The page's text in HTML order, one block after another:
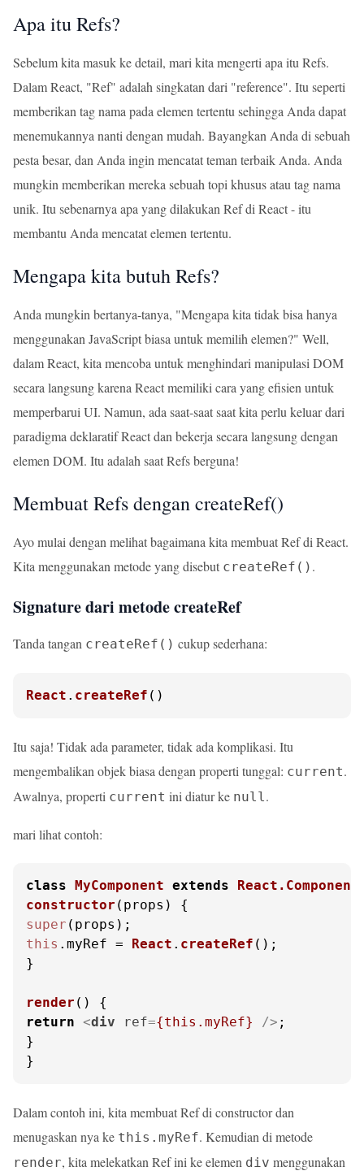
Apa itu Refs?
Sebelum kita masuk ke detail, mari kita mengerti apa itu Refs.
Dalam React, "Ref" adalah singkatan dari "reference". Itu seperti
memberikan tag nama pada elemen tertentu sehingga Anda dapat
menemukannya nanti dengan mudah. Bayangkan Anda di sebuah
pesta besar, dan Anda ingin mencatat teman terbaik Anda. Anda
mungkin memberikan mereka sebuah topi khusus atau tag nama
unik. Itu sebenarnya apa yang dilakukan Ref di React - itu
membantu Anda mencatat elemen tertentu.
Mengapa kita butuh Refs?
Anda mungkin bertanya-tanya, "Mengapa kita tidak bisa hanya
menggunakan JavaScript biasa untuk memilih elemen?" Well,
dalam React, kita mencoba untuk menghindari manipulasi DOM
secara langsung karena React memiliki cara yang efisien untuk
memperbarui UI. Namun, ada saat-saat saat kita perlu keluar dari
paradigma deklaratif React dan bekerja secara langsung dengan
elemen DOM. Itu adalah saat Refs berguna!
Membuat Refs dengan createRef()
Ayo mulai dengan melihat bagaimana kita membuat Ref di React.
Kita menggunakan metode yang disebut createRef() .
Signature dari metode createRef
Tanda tangan createRef() cukup sederhana:
React . createRef ()
Itu saja! Tidak ada parameter, tidak ada komplikasi. Itu
mengembalikan objek biasa dengan properti tunggal: current.
Awalnya, properti current ini diatur ke null.
mari lihat contoh:
class MyComponent extends
React.Component
constructor ( props
super
this . myRef = React . createRef ();
}
render (
return <div ref={this.myRef} /> ;
}
}
Dalam contoh ini, kita membuat Ref di constructor dan
menugaskan nya ke this.myRef. Kemudian di metode
render, kita melekatkan Ref ini ke elemen div menggunakan